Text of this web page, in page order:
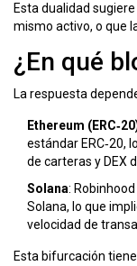
Esta dualidad
mismo activo, o que
¿En qué
La respuesta
Ethereum
estándar ERC‑20,
de carteras y DEX
Solana:
Solana, lo que
velocidad de
Esta bifurcación